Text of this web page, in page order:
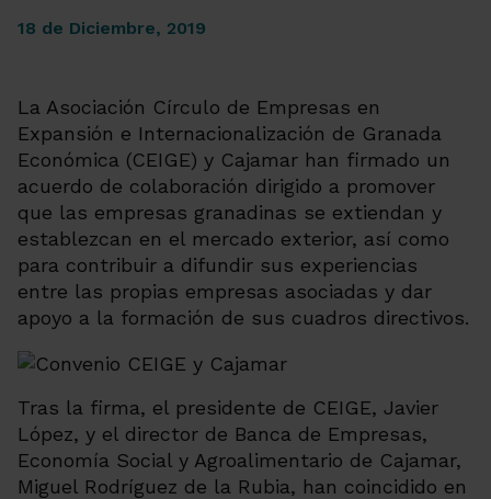
18 de Diciembre, 2019
La Asociación Círculo de Empresas en
Expansión e Internacionalización de Granada
Económica (CEIGE) y Cajamar han firmado un
acuerdo de colaboración dirigido a promover
que las empresas granadinas se extiendan y
establezcan en el mercado exterior, así como
para contribuir a difundir sus experiencias
entre las propias empresas asociadas y dar
apoyo a la formación de sus cuadros directivos.
Tras la firma, el presidente de CEIGE, Javier
López, y el director de Banca de Empresas,
Economía Social y Agroalimentario de Cajamar,
Miguel Rodríguez de la Rubia, han coincidido en